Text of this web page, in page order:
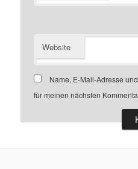
Website
Name, E-Mail-Adresse
für meinen nächsten